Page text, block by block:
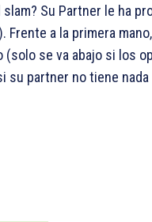
Su Partner le ha
a la primera
se va abajo si los
su partner no tiene